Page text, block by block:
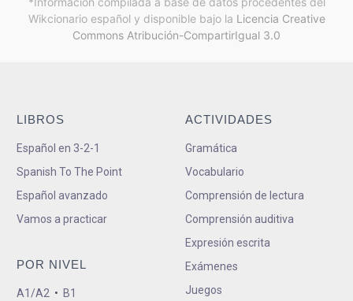
Wikcionario español y disponible bajo la Licencia Creative
Commons Atribución-CompartirIgual 3.0
LIBROS
Español en 3-2-1
Spanish To The Point
Español avanzado
Vamos a practicar
POR NIVEL
A1/A2 • B1
ACTIVIDADES
Gramática
Vocabulario
Comprensión de lectura
Comprensión auditiva
Expresión escrita
Exámenes
Juegos